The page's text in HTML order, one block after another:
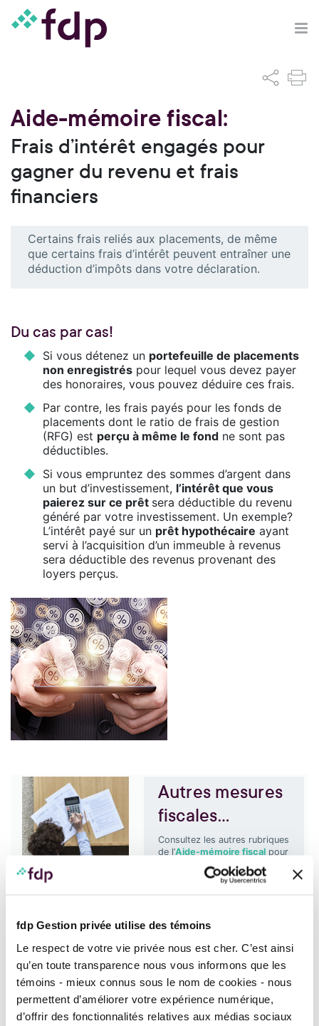
fdp Gestion privée utilise des témoins
Le respect de votre vie privée nous est cher. C’est ainsi
qu’en toute transparence nous vous informons que les
témoins - mieux connus sous le nom de cookies - nous
permettent d’améliorer votre expérience numérique,
d’offrir des fonctionnalités relatives aux médias sociaux
Aide-mémoire fiscal:
Frais d’intérêt engagés pour
gagner du revenu et frais
financiers
Certains frais reliés aux placements, de même
que certains frais d’intérêt peuvent entraîner une
déduction d’impôts dans votre déclaration.
Du cas par cas!
Si vous détenez un portefeuille de placements
non enregistréspour lequel vous devez payer
des honoraires, vous pouvez déduire ces frais.
Par contre, les frais payés pour les fonds de
placements dont le ratio de frais de gestion
(RFG) est perçu à même le fondne sont pas
déductibles.
Si vous empruntez des sommes d’argent dans
un but d’investissement, l’intérêt que vous
paierez sur ce prêt sera déductible du revenu
généré par votre investissement. Un exemple?
L’intérêt payé sur un prêt hypothécaire ayant
servi à l’acquisition d’un immeuble à revenus
sera déductible des revenus provenant des
loyers perçus.
à
l’article
Autres mesures
fiscales…
Consultez les autres rubriques
de l’Aide-mémoire fiscalpour
plus d’informations.
Communiquez avecvotre
stratégies fiscales
à vos besoins les plus
complexes.